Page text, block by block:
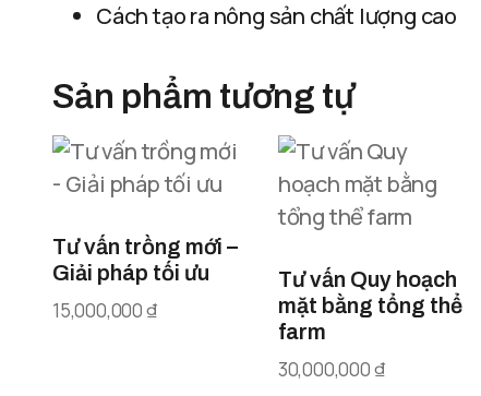
Cách tạo ra nông sản chất lượng cao
Sản phẩm tương tự
Tư vấn trồng mới –
Giải pháp tối ưu
15,000,000₫
Tư vấn Quy hoạch
mặt bằng tổng thể
farm
30,000,000₫